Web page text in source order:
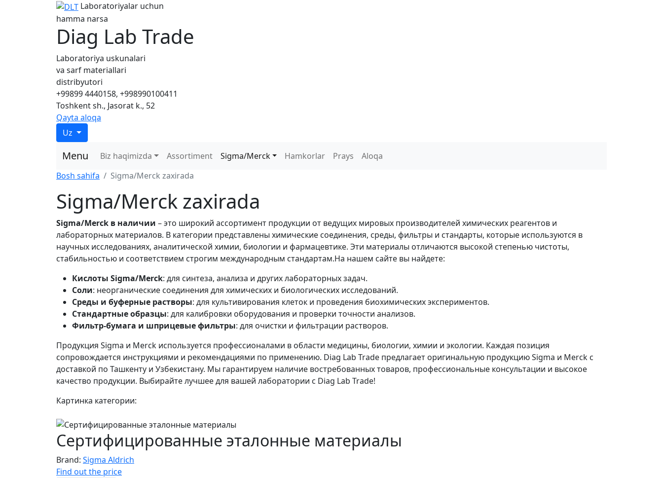
Laboratoriyalar uchun
hamma narsa
Diag Lab Trade
Laboratoriya uskunalari
va sarf materiallari
distribyutori
+99899 4440158, +998990100411
Toshkent sh., Jasorat k., 52
Qayta aloqa
Uz
Menu Biz haqimizda Assortiment Sigma/Merck Hamkorlar Prays
Aloqa
Bosh sahifa
Sigma/Merck zaxirada
Sigma/Merck zaxirada
Sigma/Merck в наличии – это широкий ассортимент продукции от ведущих мировых производителей химических реагентов и
лабораторных материалов. В категории представлены химические соединения, среды, фильтры и стандарты, которые используются в
научных исследованиях, аналитической химии, биологии и фармацевтике. Эти материалы отличаются высокой степенью чистоты,
стабильностью и соответствием строгим международным стандартам.На нашем сайте вы найдете:
Кислоты Sigma/Merck: для синтеза, анализа и других лабораторных задач.
Соли: неорганические соединения для химических и биологических исследований.
Среды и буферные растворы: для культивирования клеток и проведения биохимических экспериментов.
Стандартные образцы: для калибровки оборудования и проверки точности анализов.
Фильтр-бумага и шприцевые фильтры: для очистки и фильтрации растворов.
Продукция Sigma и Merck используется профессионалами в области медицины, биологии, химии и экологии. Каждая позиция
сопровождается инструкциями и рекомендациями по применению. Diag Lab Trade предлагает оригинальную продукцию Sigma и Merck с
доставкой по Ташкенту и Узбекистану. Мы гарантируем наличие востребованных товаров, профессиональные консультации и высокое
качество продукции. Выбирайте лучшее для вашей лаборатории с Diag Lab Trade!
Картинка категории:
Сертифицированные эталонные материалы
Brand: Sigma Aldrich
Find out the price